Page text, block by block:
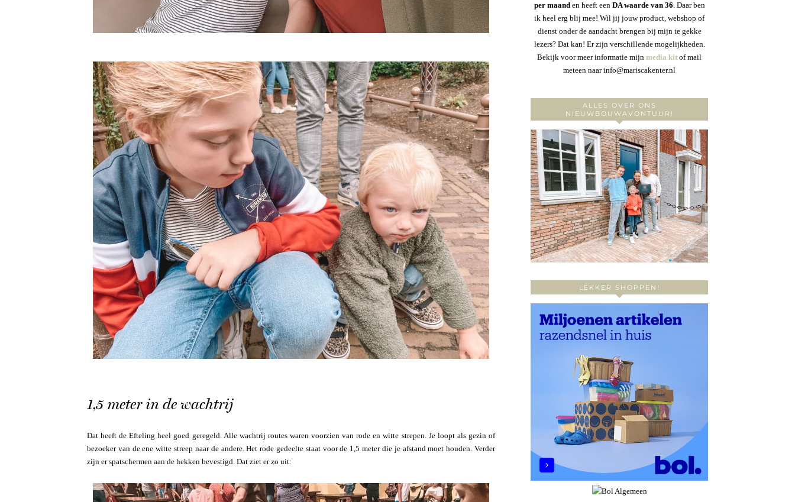
1,5 meter in de wachtrij
Dat heeft de Efteling heel goed geregeld. Alle wachtrij routes waren voorzien van rode en witte strepen. Je loopt als gezin of
bezoeker van de ene witte streep naar de andere. Het rode gedeelte staat voor de 1,5 meter die je afstand moet houden. Verder
zijn er spatschermen aan de hekken bevestigd. Dat ziet er zo uit:
per maanden heeft een DA waarde van 36. Daar ben
ik heel erg blij mee! Wil jij jouw product, webshop of
dienst onder de aandacht brengen bij mijn te gekke
lezers? Dat kan! Er zijn verschillende mogelijkheden.
Bekijk voor meer informatie mijn media kit of mail
meteen naar info@mariscakenter.nl
ALLES OVER ONS
NIEUWBOUWAVONTUUR!
LEKKER SHOPPEN!